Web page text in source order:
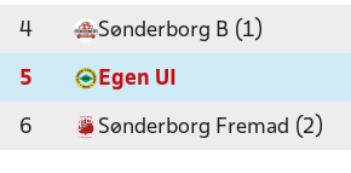
4 Sønderborg B (1)
5 Egen UI
6 Sønderborg Fremad (2)